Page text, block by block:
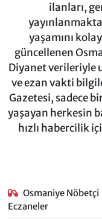
ilanları,
yaşamını
güncellenen
Diyanet verileriyle
ve ezan vakti
Gazetesi, sadece
yaşayan herkesin
hızlı habercilik
Osmaniye Nöbetçi
Eczaneler